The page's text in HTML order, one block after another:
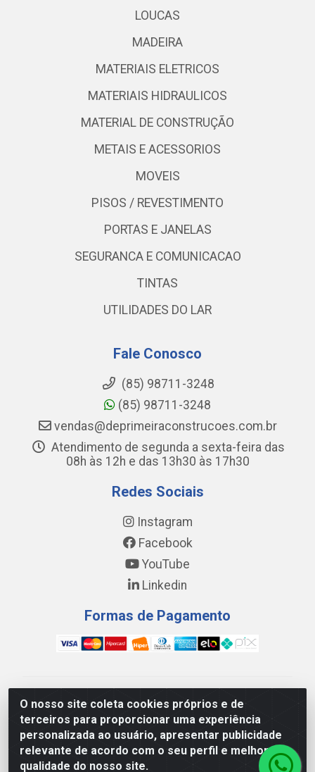
O nosso site coleta cookies próprios e de
terceiros para proporcionar uma experiência
personalizada ao usuário, apresentar publicidade
relevante de acordo com o seu perfil e melhorar a
qualidade do nosso site.
LOUCAS
MADEIRA
MATERIAIS ELETRICOS
MATERIAIS HIDRAULICOS
MATERIAL DE CONSTRUÇÃO
METAIS E ACESSORIOS
MOVEIS
PISOS / REVESTIMENTO
PORTAS E JANELAS
SEGURANCA E COMUNICACAO
TINTAS
UTILIDADES DO LAR
Fale Conosco
(85) 98711-3248
(85) 98711-3248
vendas@deprimeiraconstrucoes.com.br
Atendimento de segunda a sexta-feira das
08h às 12h e das 13h30 às 17h30
Redes Sociais
Instagram
Facebook
YouTube
Linkedin
Formas de Pagamento
WING DISTRIBUIDORA COMÉRCIO E LOGÍSTICA DE
MATERIAL DE CONSTRUÇÕES LTDA - AV. DA
INTEGRAÇÃO, 790 - PATRÍCIA GOMES, CAUCAIA/CE -
CEP 61.604-505 - CNPJ 17.523.384/0001-20